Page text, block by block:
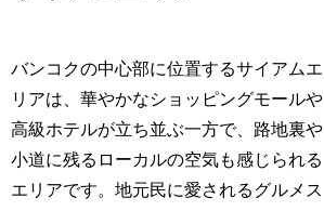
バンコクの中心部に位置するサイアムエ
リアは、華やかなショッピングモールや
高級ホテルが立ち並ぶ一方で、路地裏や
小道に残るローカルの空気も感じられる
エリアです。地元民に愛されるグルメス